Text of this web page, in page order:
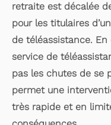
retraite est décalée
pour les titulaires
de téléassistance. En
service de
pas les chutes de se
permet une
très rapide et en